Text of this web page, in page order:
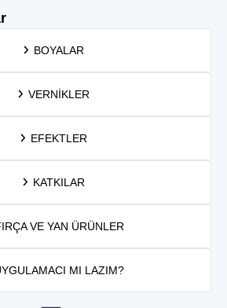
BOYALAR
VERNIKLER
EFEKTLER
KATKILAR
VE YAN ÜRÜNLER
MI LAZIM?